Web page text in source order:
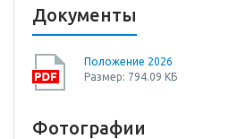
Документы
Положение 2026
Размер: 794.09 КБ
Фотографии